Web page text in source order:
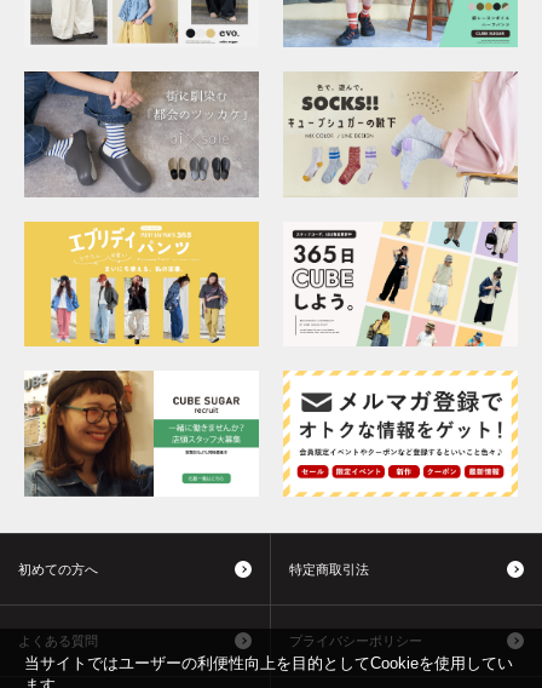
初めての方へ 特定商取引法
よくある質問 プライバシーポリシー
当サイトではユーザーの利便性向上を目的としてCookieを使用してい